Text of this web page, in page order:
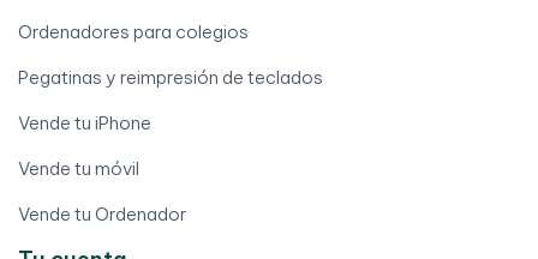
Ordenadores para colegios
Pegatinas y reimpresión de teclados
Vende tu iPhone
Vende tu móvil
Vende tu Ordenador